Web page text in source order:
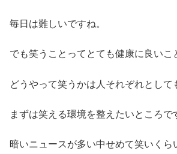
毎日は難しいですね。
でも笑うことってとても健康に良いこ
どうやって笑うかは人それぞれとして
まずは笑える環境を整えたいところで
暗いニュースが多い中せめて笑いくら